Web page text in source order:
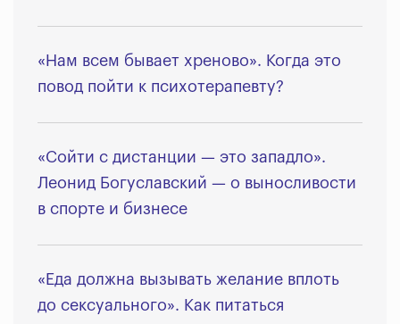
«Нам всем бывает хреново». Когда это
повод пойти к психотерапевту?
«Сойти с дистанции — это западло».
Леонид Богуславский — о выносливости
в спорте и бизнесе
«Еда должна вызывать желание вплоть
до сексуального». Как питаться